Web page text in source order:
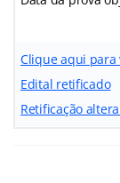
Clique aqui para
Edital retificado
Retificação